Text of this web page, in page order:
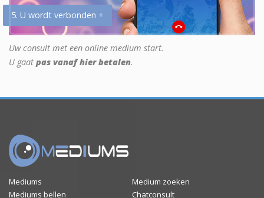
5. U wordt verbonden +
Uw consult met een online medium start.
U gaat pas vanaf hier betalen.
Mediums
Medium zoeken
Mediums bellen
Chatconsult